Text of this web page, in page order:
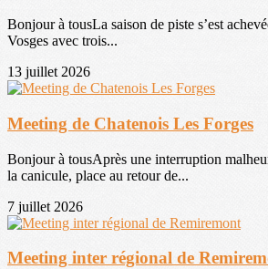
Bonjour à tousLa saison de piste s’est
Vosges avec trois...
13 juillet 2026
Meeting de Chatenois Les Forges
Bonjour à tousAprès une interruption
la canicule, place au retour de...
7 juillet 2026
Meeting inter régional de